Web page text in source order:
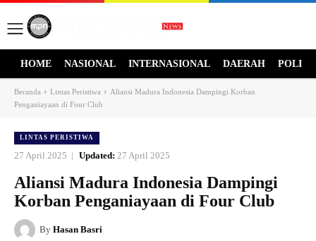
HOME NASIONAL INTERNASIONAL DAERAH
Beranda Lintas Peristiwa
Aliansi Madura Indonesia Dampingi Korban
Penganiayaan di Four Club
LINTAS PERISTIWA
27 April 2025 Updated: 27 April 2025
Aliansi Madura Indonesia Dampingi
Korban Penganiayaan di Four Club
By Hasan Basri